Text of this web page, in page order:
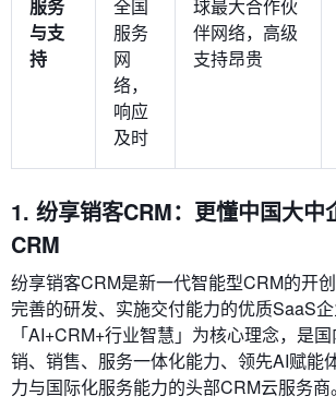
服务
与支
持
全国
服务
网
络，
响应
及时
球最大合作伙
伴网络，高级
支持昂贵
1. 纷享销客CRM：更懂中国大中
CRM
纷享销客CRM是新一代智能型CRM的开
完善的研发、实施交付能力的优质SaaS
「AI+CRM+行业智慧」为核心理念，是
销、销售、服务一体化能力、领先AI赋能
力与国际化服务能力的头部CRM云服务商。